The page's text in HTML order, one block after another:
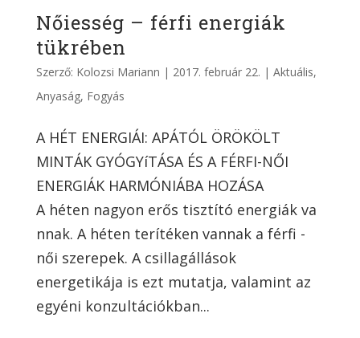
Nőiesség – férfi energiák
tükrében
Szerző: Kolozsi Mariann | 2017. február 22. | Aktuális,
Anyaság, Fogyás
A HÉT ENERGIÁI: APÁTÓL ÖRÖKÖLT
MINTÁK GYÓGYíTÁSA ÉS A FÉRFI-NŐI
ENERGIÁK HARMÓNIÁBA HOZÁSA
A héten nagyon erős tisztító energiák va
nnak. A héten terítéken vannak a férfi -
női szerepek. A csillagállások
energetikája is ezt mutatja, valamint az
egyéni konzultációkban...